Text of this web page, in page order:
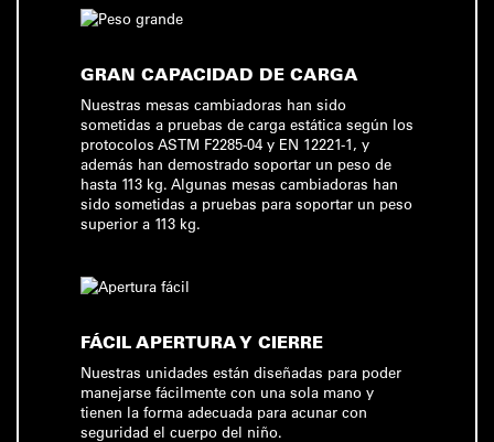
GRAN CAPACIDAD DE CARGA
Nuestras mesas cambiadoras han sido
sometidas a pruebas de carga estática según los
protocolos ASTM F2285-04 y EN 12221-1, y
además han demostrado soportar un peso de
hasta 113 kg. Algunas mesas cambiadoras han
sido sometidas a pruebas para soportar un peso
superior a 113 kg.
FÁCIL APERTURA Y CIERRE
Nuestras unidades están diseñadas para poder
manejarse fácilmente con una sola mano y
tienen la forma adecuada para acunar con
seguridad el cuerpo del niño.